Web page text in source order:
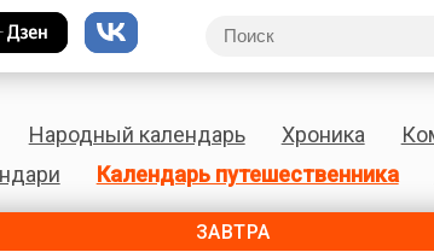
Народный календарь Хроника
Календарь путешественника
ЗАВТРА